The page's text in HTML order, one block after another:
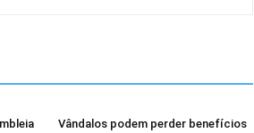
Vândalos podem perder benefícios